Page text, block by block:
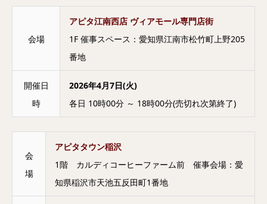
会場
アピタ江南西店 ヴィアモール専門店街
1F 催事スペース：愛知県江南市松竹町上野205
番地
開催日
時
2026年4月7日(火)
各日 10時00分 ～ 18時00分(売切れ次第終了)
会
場
アピタタウン稲沢
1階 カルディコーヒーファーム前 催事会場：愛
知県稲沢市天池五反田町1番地